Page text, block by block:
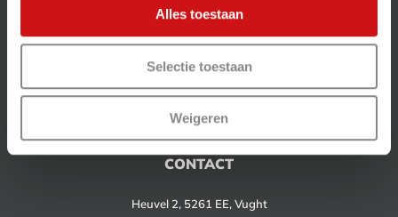
Alles toestaan
Selectie toestaan
Weigeren
OFFERTE CHECK
DOE DE CHECK!
CONTACT
Heuvel 2, 5261 EE, Vught